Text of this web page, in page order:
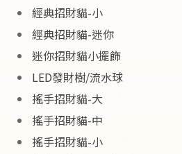
經典招財貓-小
經典招財貓-迷你
迷你招財貓小擺飾
LED發財樹/流水球
搖手招財貓-大
搖手招財貓-中
搖手招財貓-小